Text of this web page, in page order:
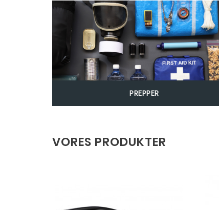
PREPPER
VORES PRODUKTER